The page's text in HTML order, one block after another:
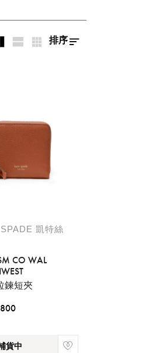
排序
凱特絲
CO WAL
鍊短夾
貨中